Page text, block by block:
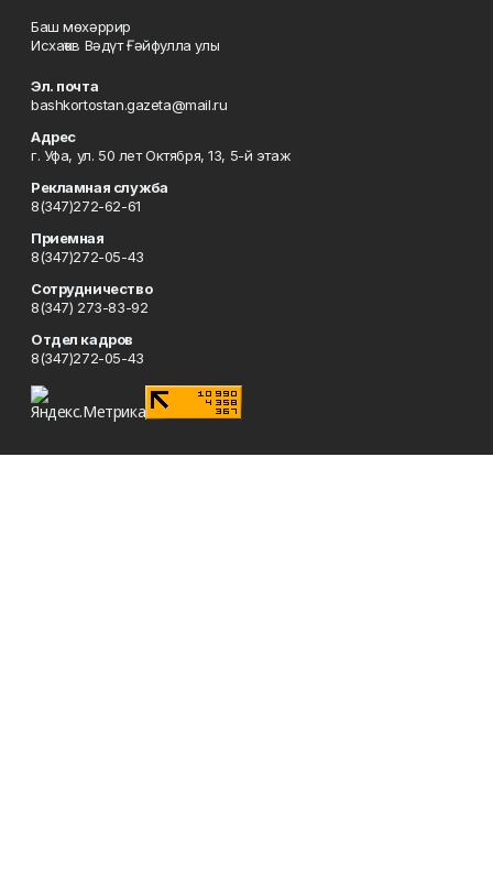
Баш мөхәррир
Исхаҡов Вәдүт Ғәйфулла улы
Эл. почта
bashkortostan.gazeta@mail.ru
Адрес
г. Уфа, ул. 50 лет Октября, 13, 5-й этаж
Рекламная служба
8(347)272-62-61
Приемная
8(347)272-05-43
Сотрудничество
8(347) 273-83-92
Отдел кадров
8(347)272-05-43